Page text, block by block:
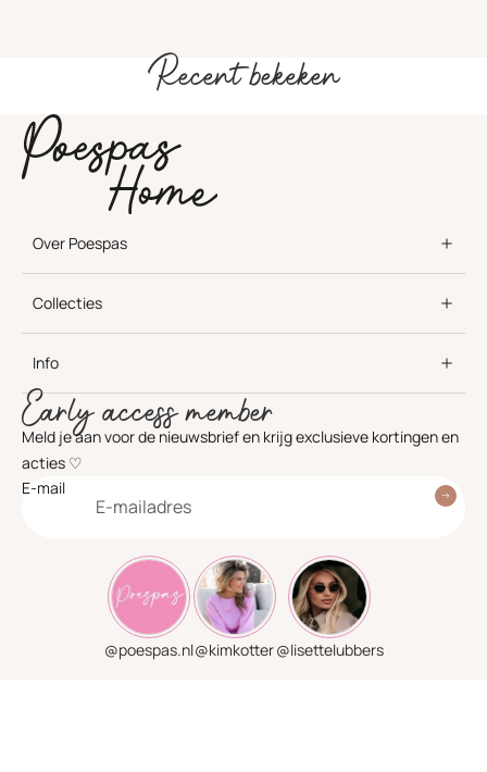
Recent bekeken
Over Poespas
Collecties
Info
Early access member
Meld je aan voor de nieuwsbrief en krijg exclusieve kortingen en
acties ♡
E-mail
@poespas.nl@kimkotter@lisettelubbers